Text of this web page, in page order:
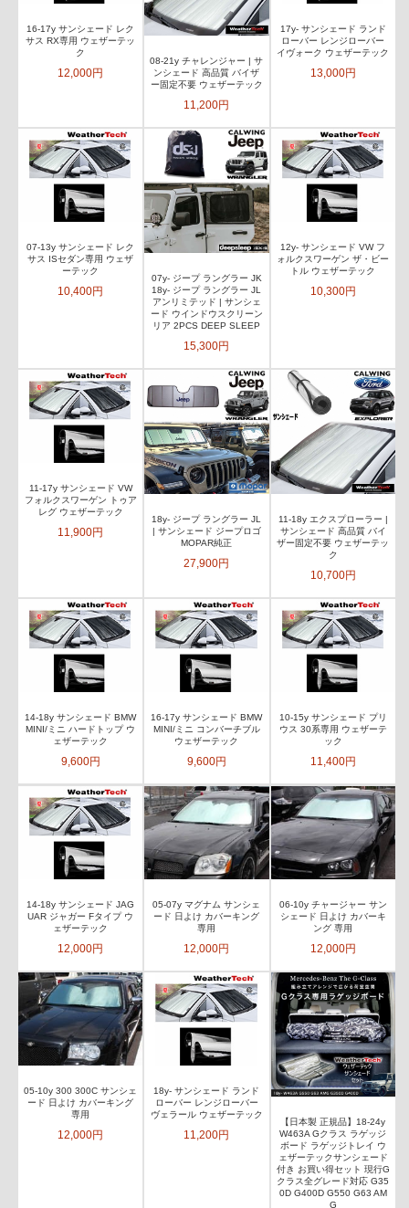
16-17y サンシェード レク
サス RX専用 ウェザーテッ
ク
12,000円
08-21y チャレンジャー | サ
ンシェード 高品質 バイザ
ー固定不要 ウェザーテック
11,200円
17y- サンシェード ランド
ローバー レンジローバー
イヴォーク ウェザーテック
13,000円
07-13y サンシェード レク
サス ISセダン専用 ウェザ
ーテック
10,400円
07y- ジープ ラングラー JK
18y- ジープ ラングラー JL
アンリミテッド | サンシェ
ード ウインドウスクリーン
リア 2PCS DEEP SLEEP
15,300円
12y- サンシェード VW フ
ォルクスワーゲン ザ・ビー
トル ウェザーテック
10,300円
11-17y サンシェード VW
フォルクスワーゲン トゥア
レグ ウェザーテック
11,900円
18y- ジープ ラングラー JL
| サンシェード ジープロゴ
MOPAR純正
27,900円
11-18y エクスプローラー |
サンシェード 高品質 バイ
ザー固定不要 ウェザーテッ
ク
10,700円
14-18y サンシェード BMW
MINI/ミニ ハードトップ ウ
ェザーテック
9,600円
16-17y サンシェード BMW
MINI/ミニ コンバーチブル
ウェザーテック
9,600円
10-15y サンシェード プリ
ウス 30系専用 ウェザーテ
ック
11,400円
14-18y サンシェード JAG
UAR ジャガー Fタイプ ウ
ェザーテック
12,000円
05-07y マグナム サンシェ
ード 日よけ カバーキング
専用
12,000円
06-10y チャージャー サン
シェード 日よけ カバーキ
ング 専用
12,000円
05-10y 300 300C サンシェ
ード 日よけ カバーキング
専用
12,000円
18y- サンシェード ランド
ローバー レンジローバー
ヴェラール ウェザーテック
11,200円
【日本製 正規品】18-24y
W463A Gクラス ラゲッジ
ボード ラゲッジトレイ ウ
ェザーテックサンシェード
付き お買い得セット 現行G
クラス全グレード対応 G35
0D G400D G550 G63 AM
G